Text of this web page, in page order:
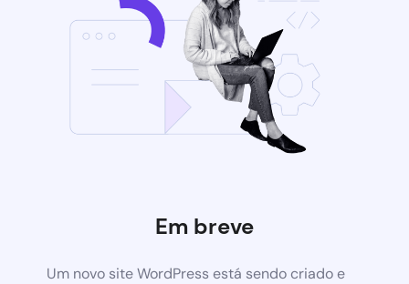
Em breve
Um novo site WordPress está sendo criado e